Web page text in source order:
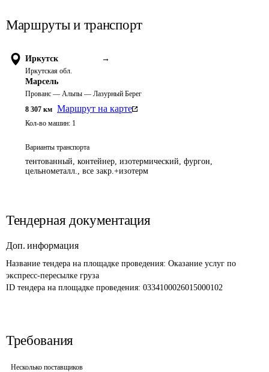
Маршруты и транспорт
Иркутск →
Иркутская обл.
Марсель
Прованс — Альпы — Лазурный Берег
8 307 км Маршрут на карте
Кол-во машин: 1
Варианты транспорта
тентованный, контейнер, изотермический, фургон,
цельнометалл., все закр.+изотерм
Тендерная документация
Доп. информация
Название тендера на площадке проведения: Оказание услуг по
экспресс-пересылке груза
ID тендера на площадке проведения: 0334100026015000102
Требования
Несколько поставщиков